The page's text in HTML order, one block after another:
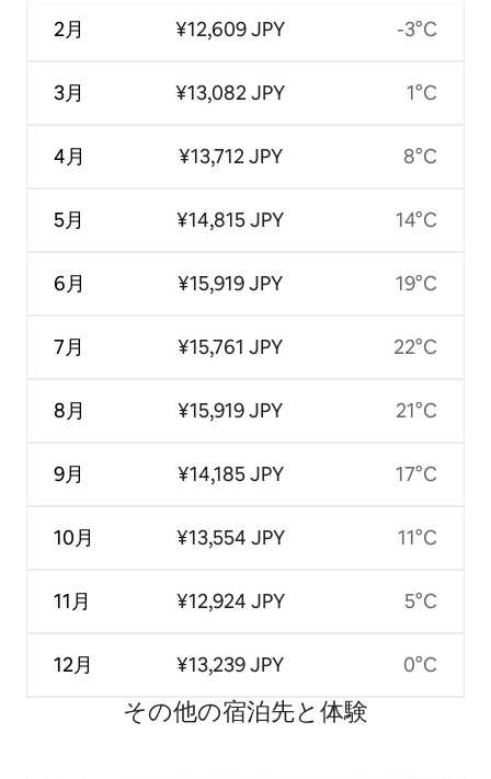
2月
3月
4月
5月
6月
7月
8月
9月
10月
11月
12月
¥12,609 JPY
¥13,082 JPY
¥13,712 JPY
¥14,815 JPY
¥15,919 JPY
¥15,761 JPY
¥15,919 JPY
¥14,185 JPY
¥13,554 JPY
¥12,924 JPY
¥13,239 JPY
-3°C
1°C
8°C
14°C
19°C
22°C
21°C
17°C
11°C
5°C
0°C
その他の宿⁠泊⁠先と体⁠験